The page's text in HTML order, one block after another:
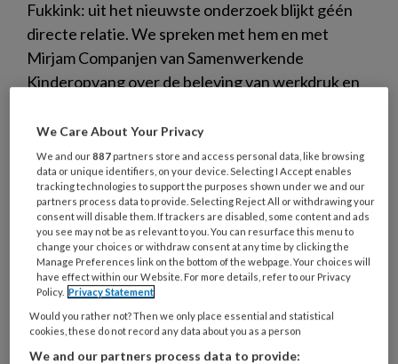
Fukkink: uit het nieuwste onderzoek blijkt géén
directe relatie. We spreken met hem en met
Mirjam Companjen van Samenwerkende
Kinderopvang over de beleving van werkdruk en
21 MEI 2025 ACHTERGROND ZORGENKINDEREN
We Care About Your Privacy
We and our887 partners store and access personal data, like browsing
data or unique identifiers, on your device. Selecting I Accept enables
tracking technologies to support the purposes shown under we and our
partners process data to provide. Selecting Reject All or withdrawing your
consent will disable them. If trackers are disabled, some content and ads
you see may not be as relevant to you. You can resurface this menu to
change your choices or withdraw consent at any time by clicking the
Manage Preferences link on the bottom of the webpage. Your choices will
have effect within our Website. For more details, refer to our Privacy
Policy. Privacy Statement
Would you rather not? Then we only place essential and statistical
cookies, these do not record any data about you as a person
We and our partners process data to provide: